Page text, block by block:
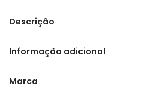
Descrição
Informação adicional
Marca